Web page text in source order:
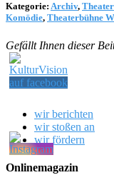
Kategorie: Archiv, Theater
Komödie, Theaterbühne
Gefällt Ihnen dieser
wir berichten
wir stoßen an
wir fördern
Onlinemagazin